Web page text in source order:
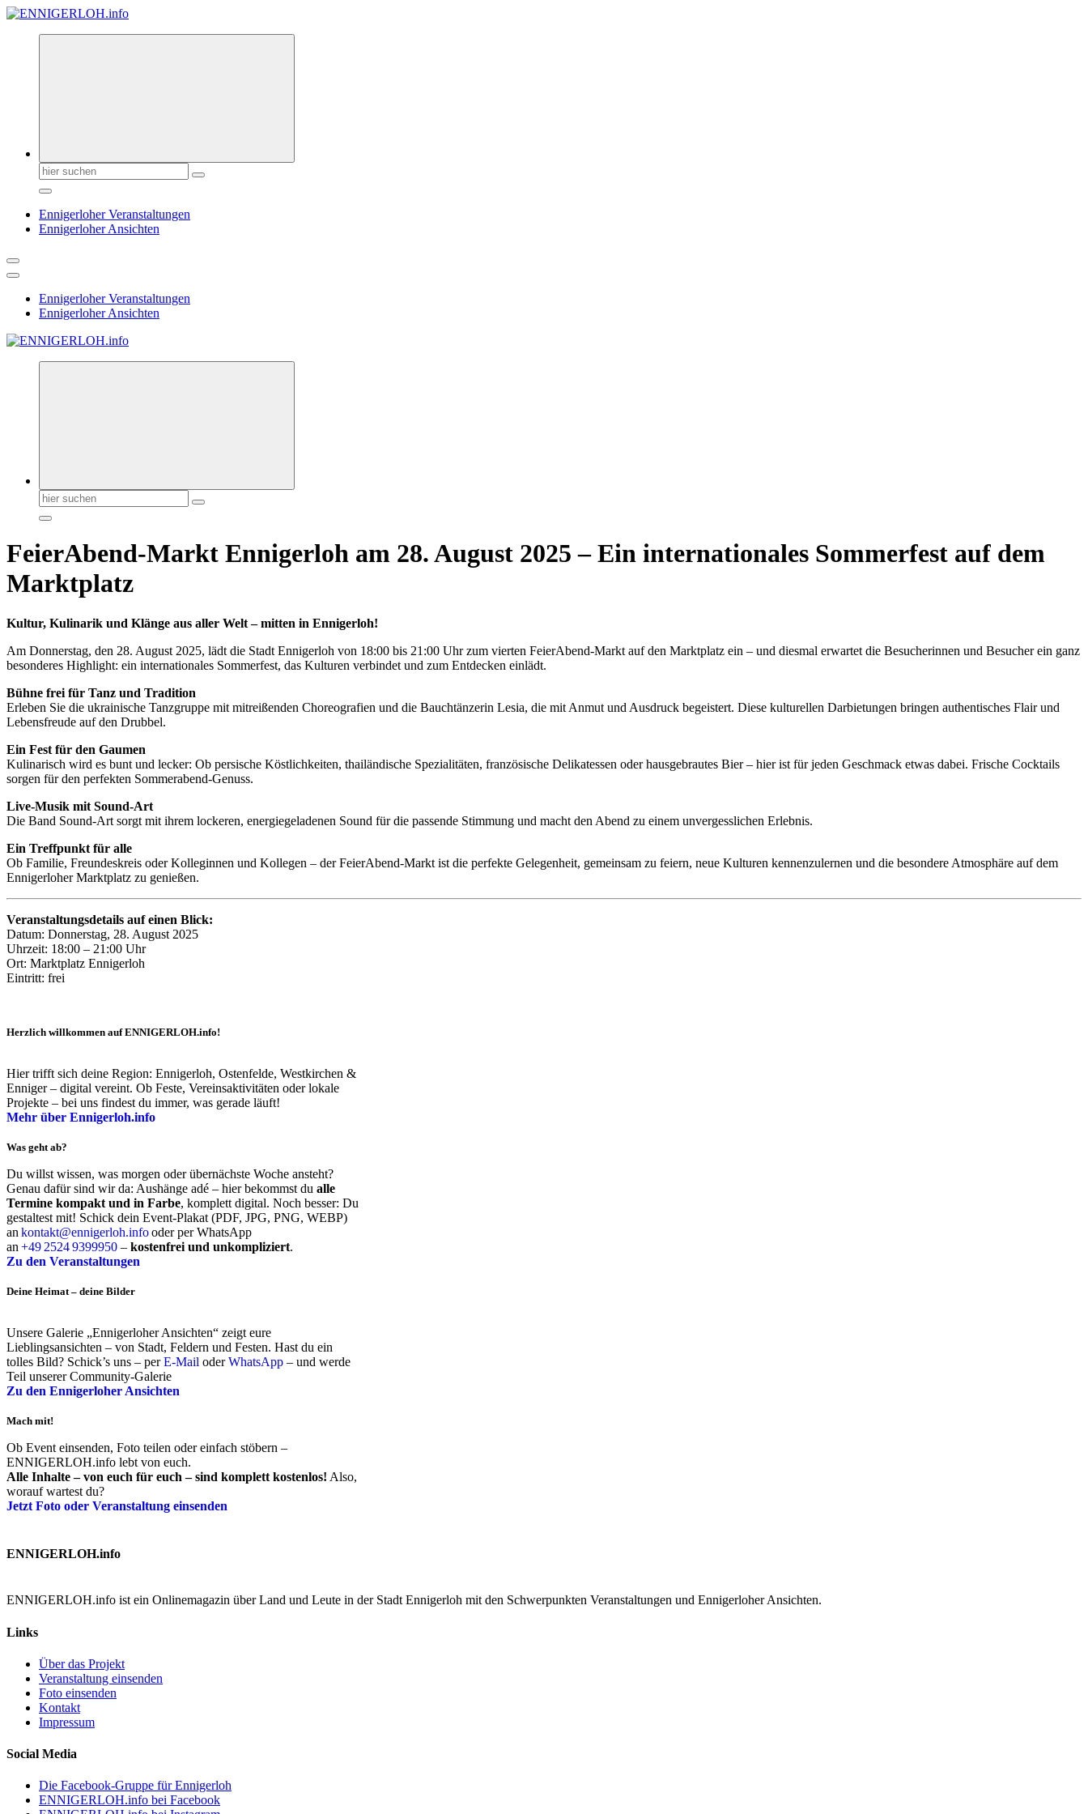
Zum
Suchen
nach:
Ennigerloher Veranstaltungen
Ennigerloher Ansichten
Ennigerloher Veranstaltungen
Ennigerloher Ansichten
Suchen
nach:
FeierAbend-Markt Ennigerloh am 28. August 2025 – Ein internationales Sommerfest auf dem
Marktplatz
Kultur, Kulinarik und Klänge aus aller Welt – mitten in Ennigerloh!
Am Donnerstag, den 28. August 2025, lädt die Stadt Ennigerloh von 18:00 bis 21:00 Uhr zum vierten FeierAbend-Markt auf den Marktplatz ein – und diesmal erwartet die Besucherinnen und Besucher ein ganz
besonderes Highlight: ein internationales Sommerfest, das Kulturen verbindet und zum Entdecken einlädt.
Bühne frei für Tanz und Tradition
Erleben Sie die ukrainische Tanzgruppe mit mitreißenden Choreografien und die Bauchtänzerin Lesia, die mit Anmut und Ausdruck begeistert. Diese kulturellen Darbietungen bringen authentisches Flair und
Lebensfreude auf den Drubbel.
Ein Fest für den Gaumen
Kulinarisch wird es bunt und lecker: Ob persische Köstlichkeiten, thailändische Spezialitäten, französische Delikatessen oder hausgebrautes Bier – hier ist für jeden Geschmack etwas dabei. Frische Cocktails
sorgen für den perfekten Sommerabend-Genuss.
Live-Musik mit Sound-Art
Die Band Sound-Art sorgt mit ihrem lockeren, energiegeladenen Sound für die passende Stimmung und macht den Abend zu einem unvergesslichen Erlebnis.
Ein Treffpunkt für alle
Ob Familie, Freundeskreis oder Kolleginnen und Kollegen – der FeierAbend-Markt ist die perfekte Gelegenheit, gemeinsam zu feiern, neue Kulturen kennenzulernen und die besondere Atmosphäre auf dem
Ennigerloher Marktplatz zu genießen.
Veranstaltungsdetails auf einen Blick:
Datum: Donnerstag, 28. August 2025
Uhrzeit: 18:00 – 21:00 Uhr
Ort: Marktplatz Ennigerloh
Eintritt: frei
Herzlich willkommen auf ENNIGERLOH.info!
Hier trifft sich deine Region: Ennigerloh, Ostenfelde, Westkirchen &
Enniger – digital vereint. Ob Feste, Vereinsaktivitäten oder lokale
Projekte – bei uns findest du immer, was gerade läuft!
Mehr über Ennigerloh.info
Was geht ab?
Du willst wissen, was morgen oder übernächste Woche ansteht?
Genau dafür sind wir da: Aushänge adé – hier bekommst du alle
Termine kompakt und in Farbe, komplett digital. Noch besser: Du
gestaltest mit! Schick dein Event-Plakat (PDF, JPG, PNG, WEBP)
an kontakt@ennigerloh.infooder per WhatsApp
an +49 2524 9399950 – kostenfrei und unkompliziert.
Zu den Veranstaltungen
Deine Heimat – deine Bilder
Unsere Galerie „Ennigerloher Ansichten“ zeigt eure
Lieblingsansichten – von Stadt, Feldern und Festen. Hast du ein
tolles Bild? Schick’s uns – perE‑Mail oderWhatsApp – und werde
Teil unserer Community‑Galerie
Zu den Ennigerloher Ansichten
Mach mit!
Ob Event einsenden, Foto teilen oder einfach stöbern –
ENNIGERLOH.info lebt von euch.
Alle Inhalte – von euch für euch – sind komplett kostenlos! Also,
worauf wartest du?
Jetzt Foto oder Veranstaltung einsenden
ENNIGERLOH.info
ENNIGERLOH.info ist ein Onlinemagazin über Land und Leute in der Stadt Ennigerloh mit den Schwerpunkten Veranstaltungen und Ennigerloher Ansichten.
Links
Über das Projekt
Veranstaltung einsenden
Foto einsenden
Kontakt
Impressum
Social Media
Die Facebook-Gruppe für Ennigerloh
ENNIGERLOH.info bei Facebook